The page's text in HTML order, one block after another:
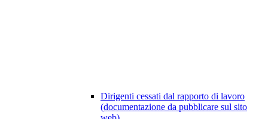
Dirigenti cessati dal rapporto di lavoro
(documentazione da pubblicare sul sito